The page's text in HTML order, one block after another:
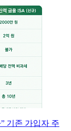
기존 가입자 주